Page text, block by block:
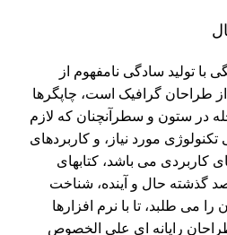
با تولید سادگی نامفهوم از
طراحان گرافیک است، چاپگرها
در ستون و سطرآنچنان که لازم
مورد نیاز، و کاربردهای
کاربردی می باشد، کتابهای
گذشته حال و آینده، شناخت
می طلبد، تا با نرم افزارها
رایانه ای علی الخصوص